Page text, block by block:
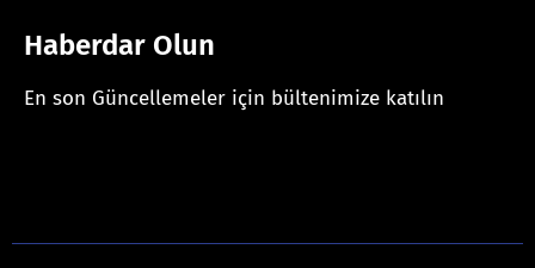
Haberdar Olun
En son Güncellemeler için bültenimize katılın